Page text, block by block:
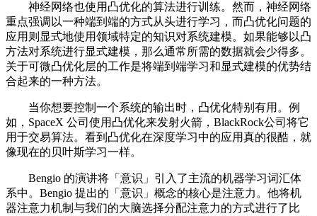
神经网络也使用凸优化的算法进行训练。然而，神经网络
重点强调以一种端到端的方式从头进行学习，而凸优化问题的
应用则显式地使用领域特定的知识对系统建模。如果能够以凸
方法对系统进行显式建模，那么通常所需的数据就会少得多。
关于可微凸优化层的工作是将端到端学习和显式建模的优势结
合起来的一种方法。
当你想要控制一个系统的输出时，凸优化特别有用。例
如，SpaceX 公司使用凸优化来发射火箭，BlackRock公司将它
用于交易算法。看到凸优化在深度学习中的应用真的很酷，就
像现在的贝叶斯学习一样。
Bengio 的演讲将「意识」引入了主流的机器学习词汇体
系中。Bengio 提出的「意识」概念的核心是注意力。他将机
器注意力机制与我们的大脑选择分配注意力的方式进行了比